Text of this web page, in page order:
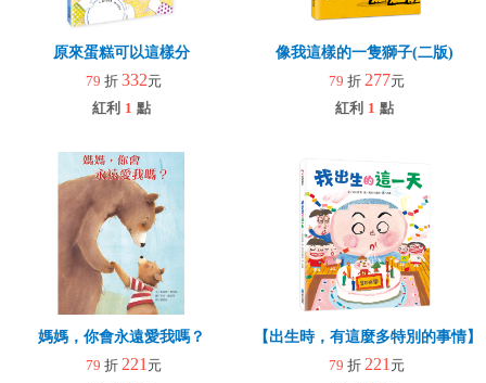
原來蛋糕可以這樣分
79 折 332元
紅利 1 點
像我這樣的一隻獅子(二版)
79 折 277元
紅利 1 點
媽媽，你會永遠愛我嗎？
79 折 221 元
【出生時，有這麼多特別的事情
79 折 221 元